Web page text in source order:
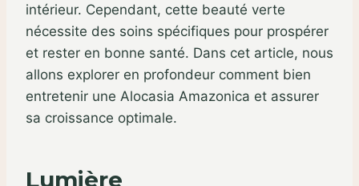
intérieur. Cependant, cette beauté verte
nécessite des soins spécifiques pour prospérer
et rester en bonne santé. Dans cet article, nous
allons explorer en profondeur comment bien
entretenir une Alocasia Amazonica et assurer
sa croissance optimale.
Lumière